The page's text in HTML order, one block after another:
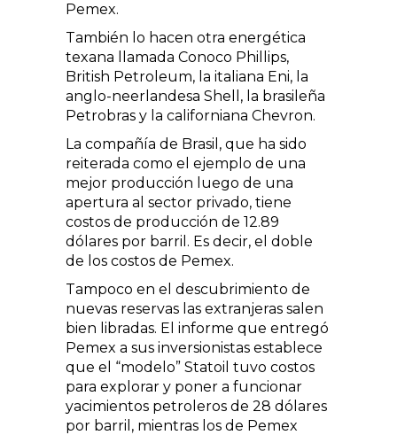
Pemex.
También lo hacen otra energética
texana llamada Conoco Phillips,
British Petroleum, la italiana Eni, la
anglo-neerlandesa Shell, la brasileña
Petrobras y la californiana Chevron.
La compañía de Brasil, que ha sido
reiterada como el ejemplo de una
mejor producción luego de una
apertura al sector privado, tiene
costos de producción de 12.89
dólares por barril. Es decir, el doble
de los costos de Pemex.
Tampoco en el descubrimiento de
nuevas reservas las extranjeras salen
bien libradas. El informe que entregó
Pemex a sus inversionistas establece
que el “modelo” Statoil tuvo costos
para explorar y poner a funcionar
yacimientos petroleros de 28 dólares
por barril, mientras los de Pemex